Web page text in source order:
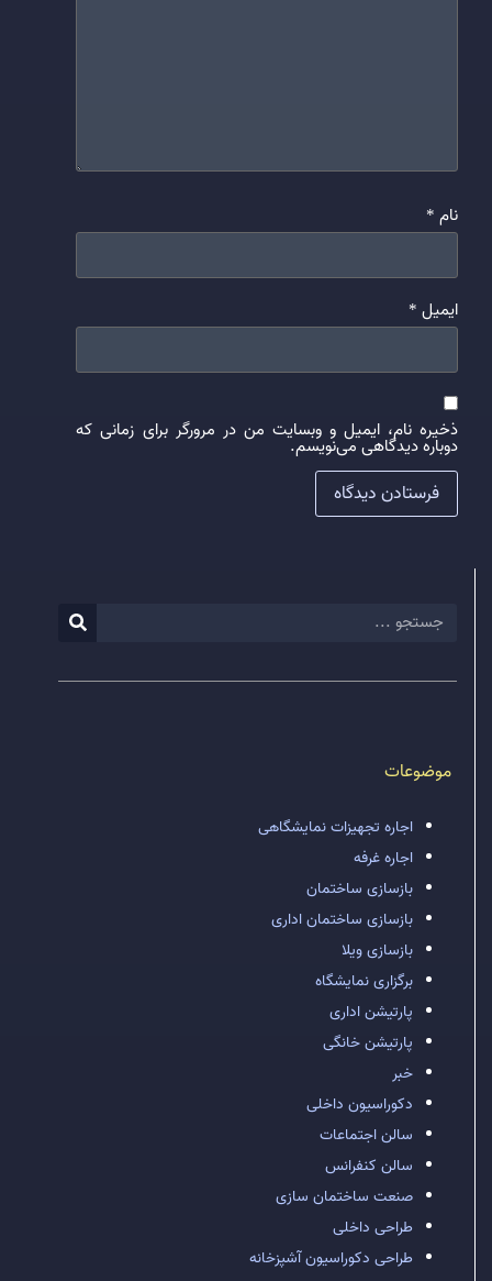
نام *
ایمیل *
ذخیره نام، ایمیل و وبسایت من در مرورگر برای زمانی که
دوباره دیدگاهی می‌نویسم.
موضوعات
اجاره تجهیزات نمایشگاهی
اجاره غرفه
بازسازی ساختمان
بازسازی ساختمان اداری
بازسازی ویلا
برگزاری نمایشگاه
پارتیشن اداری
پارتیشن خانگی
خبر
دکوراسیون داخلی
سالن اجتماعات
سالن کنفرانس
صنعت ساختمان سازی
طراحی داخلی
طراحی دکوراسیون آشپزخانه